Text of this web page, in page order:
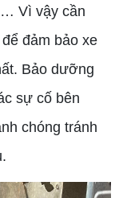
Vì vậy cần
để đảm bảo xe
Bảo dưỡng
sự cố bên
chóng tránh